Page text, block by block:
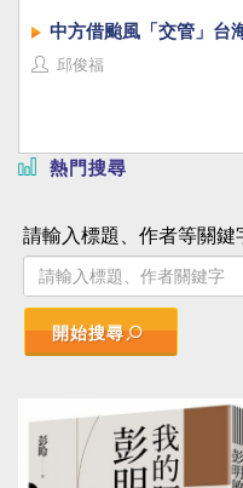
中方借颱風「交管」台
邱俊福
熱門搜尋
請輸入標題、作者等關鍵
開始搜尋